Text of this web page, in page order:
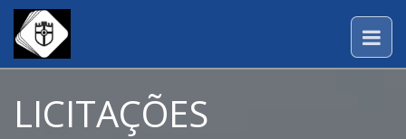
LICITAÇÕES